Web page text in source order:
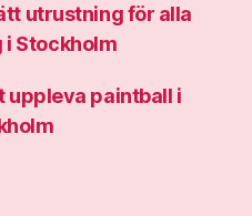
utrustning för alla
i Stockholm
uppleva paintball i